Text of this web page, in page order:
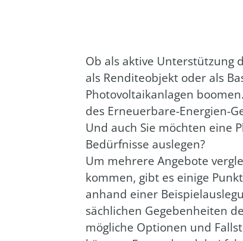
Ob als akti­ve Unter­stüt­zung
als Ren­di­te­ob­jekt oder als
Pho­to­vol­ta­ik­an­la­gen
des Erneu­er­ba­re-Ener­gien-
Und auch Sie möch­ten eine
Bedürf­nis­se aus­le­gen?
Um meh­re­re Ange­bo­te
kom­men, gibt es eini­ge
anhand einer
säch­li­chen Gege­ben­hei­ten
mög­li­che Optio­nen und